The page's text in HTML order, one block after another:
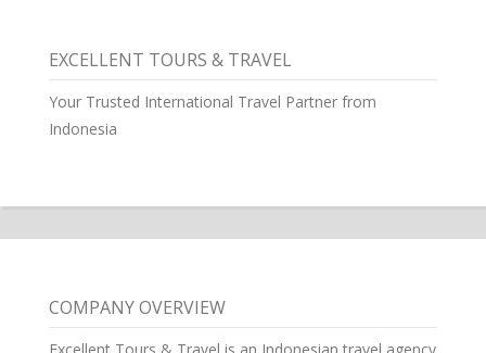
EXCELLENT TOURS & TRAVEL
Your Trusted International Travel Partner from
Indonesia
COMPANY OVERVIEW
Excellent Tours & Travel is an Indonesian travel agency